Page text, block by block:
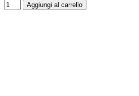
Aggiungi al carrello